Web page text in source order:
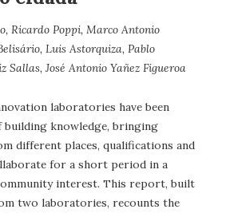
Ricardo Poppi, Marco Antonio
Luis Astorquiza, Pablo
Sallas, José Antonio Yañez Figueroa
laboratories have been
building knowledge, bringing
different places, qualifications and
for a short period in a
interest. This report, built
two laboratories, recounts the